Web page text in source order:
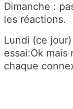
Dimanche :
les réactions.
Lundi (ce
essai:Ok
chaque